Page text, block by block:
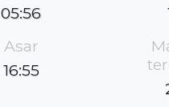
05:56
Asar
16:55